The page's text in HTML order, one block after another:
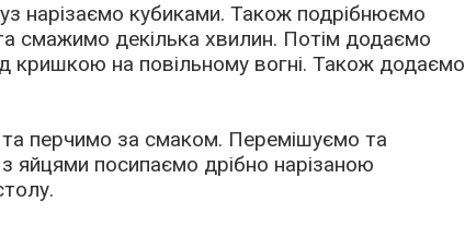
нарізаємо кубиками. Також подрібнюємо
смажимо декілька хвилин. Потім додаємо
кришкою на повільному вогні. Також додаємо
перчимо за смаком. Перемішуємо та
яйцями посипаємо дрібно нарізаною